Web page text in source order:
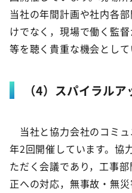
当社の年間計画や社内各
けでなく，現場で働く監
等を聴く貴重な機会として
（4）スパイラル
当社と協力会社のコミュ
年2回開催しています。協
ただく会議であり，工事
正への対応，無事故・無